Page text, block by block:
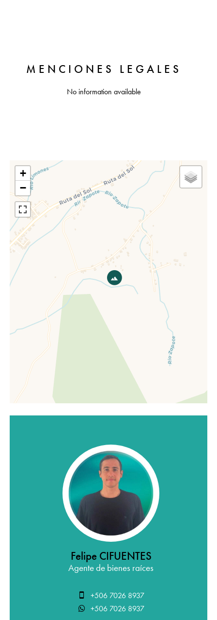
MENCIONES LEGALES
No information available
+
−
Felipe CIFUENTES
Agente de bienes raíces
+506 7026 8937
+506 7026 8937